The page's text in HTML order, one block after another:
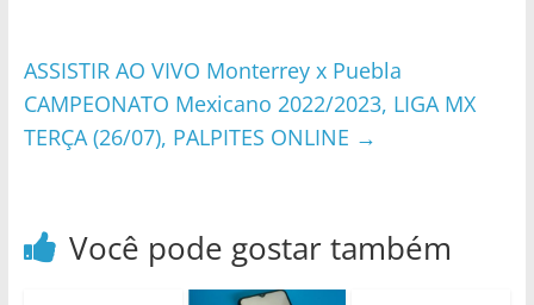
ASSISTIR AO VIVO Monterrey x Puebla
CAMPEONATO Mexicano 2022/2023, LIGA MX
TERÇA (26/07), PALPITES ONLINE →
Você pode gostar também